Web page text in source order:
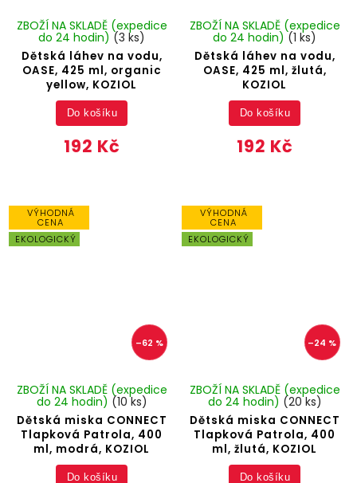
Dětská láhev na vodu,
OASE, 425 ml, organic
yellow, KOZIOL
ZBOŽÍ NA SKLADĚ (expedice
do 24 hodin) (3 ks)
192 Kč
Do košíku
Dětská láhev na vodu,
OASE, 425 ml, žlutá,
KOZIOL
ZBOŽÍ NA SKLADĚ (expedice
do 24 hodin) (1 ks)
192 Kč
Do košíku
VÝHODNÁ
CENA
EKOLOGICKÝ
–62 %
Dětská miska CONNECT
Tlapková Patrola, 400
ml, modrá, KOZIOL
ZBOŽÍ NA SKLADĚ (expedice
do 24 hodin) (10 ks)
Do košíku
VÝHODNÁ
CENA
EKOLOGICKÝ
–24 %
Dětská miska CONNECT
Tlapková Patrola, 400
ml, žlutá, KOZIOL
ZBOŽÍ NA SKLADĚ (expedice
do 24 hodin) (20 ks)
Do košíku